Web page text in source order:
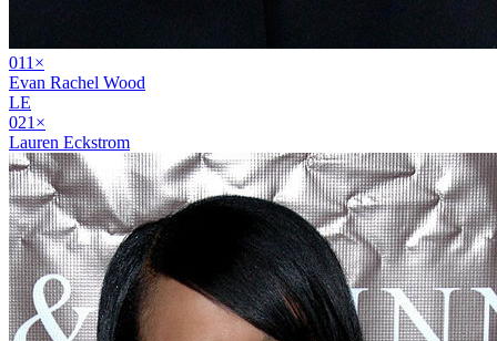
011 ×
Evan Rachel Wood
LE
021 ×
Lauren Eckstrom